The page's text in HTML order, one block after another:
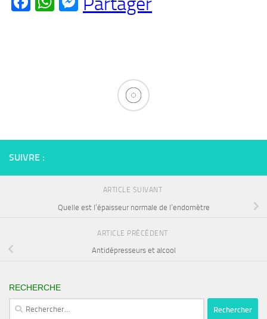
SUIVRE :
ARTICLE SUIVANT
Quelle est l’épaisseur normale de l’endomètre
ARTICLE PRÉCÉDENT
Antidépresseurs et alcool
RECHERCHE
Rechercher :